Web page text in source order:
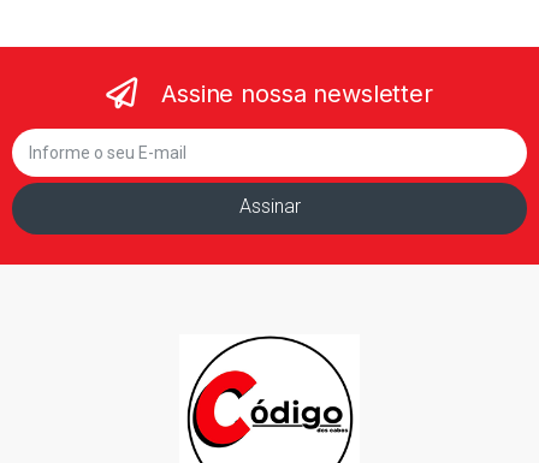
Assine nossa newsletter
Assinar